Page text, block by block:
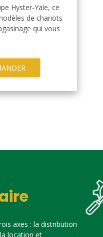
Hyster-Yale, ce
de chariots
qui vous
axes : la distribution
location et